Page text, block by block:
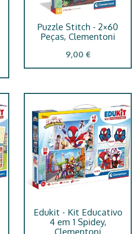
Puzzle Stitch - 2×60
Peças, Clementoni
9,00 €
Edukit - Kit Educativo
4 em 1 Spidey,
Clementoni